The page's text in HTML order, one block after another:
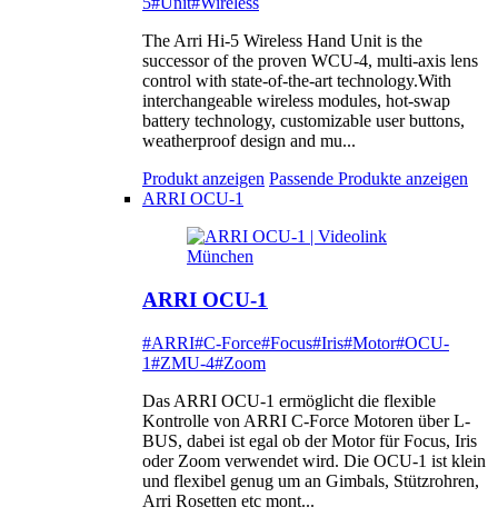
The Arri Hi-5 Wireless Hand Unit is the
successor of the proven WCU-4, multi-axis lens
control with state-of-the-art technology.With
interchangeable wireless modules, hot-swap
battery technology, customizable user buttons,
weatherproof design and mu...
Produkt anzeigen Passende Produkte anzeigen
ARRI OCU-1
ARRI OCU-1
#ARRI#C-Force#Focus#Iris#Motor#OCU-
1#ZMU-4#Zoom
Das ARRI OCU-1 ermöglicht die flexible
Kontrolle von ARRI C-Force Motoren über L-
BUS, dabei ist egal ob der Motor für Focus, Iris
oder Zoom verwendet wird. Die OCU-1 ist klein
und flexibel genug um an Gimbals, Stützrohren,
Arri Rosetten etc mont...